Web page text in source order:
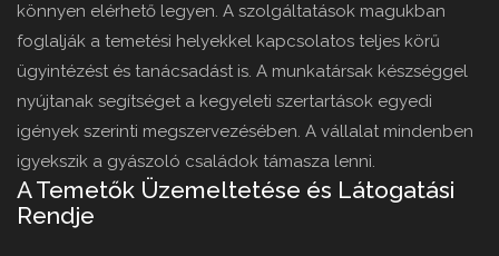
könnyen elérhető legyen. A szolgáltatások magukban
foglalják a temetési helyekkel kapcsolatos teljes körű
ügyintézést és tanácsadást is. A munkatársak készséggel
nyújtanak segítséget a kegyeleti szertartások egyedi
igények szerinti megszervezésében. A vállalat mindenben
igyekszik a gyászoló családok támasza lenni.
A Temetők Üzemeltetése és Látogatási
Rendje